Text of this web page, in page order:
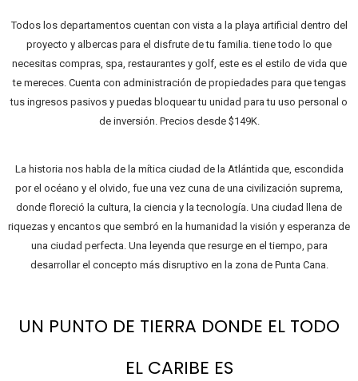
Todos los departamentos cuentan con vista a la playa artificial dentro del
proyecto y albercas para el disfrute de tu familia. tiene todo lo que
necesitas compras, spa, restaurantes y golf, este es el estilo de vida que
te mereces. Cuenta con administración de propiedades para que tengas
tus ingresos pasivos y puedas bloquear tu unidad para tu uso personal o
de inversión. Precios desde $149K.
La historia nos habla de la mítica ciudad de la Atlántida que, escondida
por el océano y el olvido, fue una vez cuna de una civilización suprema,
donde floreció la cultura, la ciencia y la tecnología. Una ciudad llena de
riquezas y encantos que sembró en la humanidad la visión y esperanza de
una ciudad perfecta. Una leyenda que resurge en el tiempo, para
desarrollar el concepto más disruptivo en la zona de Punta Cana.
UN PUNTO DE TIERRA DONDE EL TODO
EL CARIBE ES